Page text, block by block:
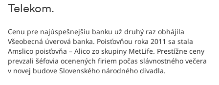
Telekom.
Cenu pre najúspešnejšiu banku už druhý raz obhájila
Všeobecná úverová banka. Poisťovňou roka 2011 sa stala
Amslico poisťovňa – Alico zo skupiny MetLife. Prestížne ceny
prevzali šéfovia ocenených firiem počas slávnostného večera
v novej budove Slovenského národného divadla.